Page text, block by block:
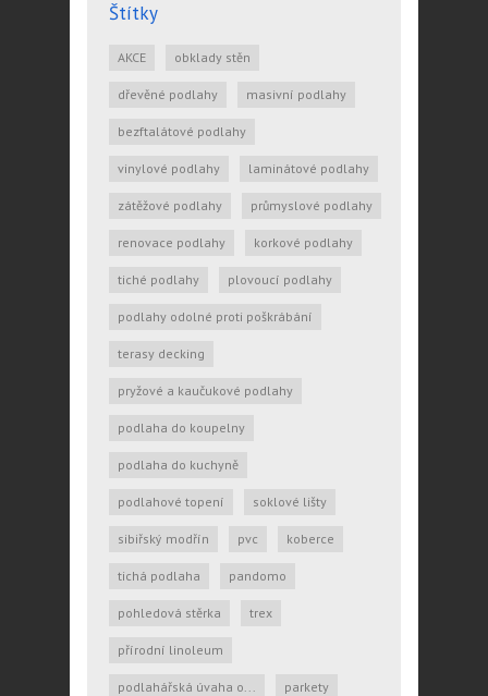
Štítky
AKCE obklady stěn
dřevěné podlahy masivní podlahy
bezftalátové podlahy
vinylové podlahy laminátové podlahy
zátěžové podlahy průmyslové podlahy
renovace podlahy korkové podlahy
tiché podlahy plovoucí podlahy
podlahy odolné proti poškrábání
terasy decking
pryžové a kaučukové podlahy
podlaha do koupelny
podlaha do kuchyně
podlahové topení soklové lišty
sibiřský modřín pvc koberce
tichá podlaha pandomo
pohledová stěrka trex
přírodní linoleum
podlahářská úvaha o... parkety